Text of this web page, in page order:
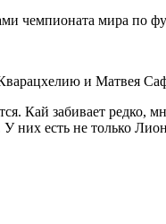
чемпионата мира по
и Матвея
забивает редко,
них есть не только